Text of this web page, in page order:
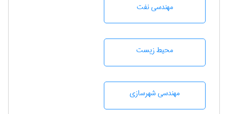
مهندسی نفت
محيط زيست
مهندسی شهرسازی